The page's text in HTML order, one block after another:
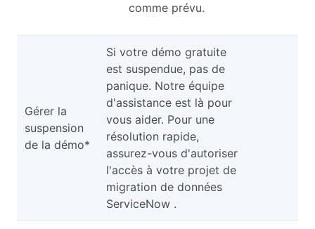
comme prévu.
Gérer la
suspension
de la démo*
Si votre démo gratuite
est suspendue, pas de
panique. Notre équipe
d'assistance est là pour
vous aider. Pour une
résolution rapide,
assurez-vous d'autoriser
l'accès à votre projet de
migration de données
ServiceNow .